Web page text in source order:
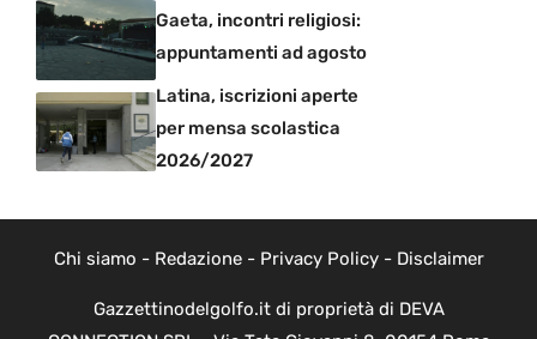
Gaeta, incontri religiosi:
appuntamenti ad agosto
Latina, iscrizioni aperte
per mensa scolastica
2026/2027
Chi siamo - Redazione- Privacy Policy- Disclaimer
Gazzettinodelgolfo.it di proprietà di DEVA